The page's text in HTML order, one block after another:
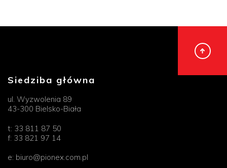
Siedziba główna
ul. Wyzwolenia 89
43-300 Bielsko-Biała
t: 33 811 87 50
f: 33 821 97 14
e: biuro@pionex.com.pl